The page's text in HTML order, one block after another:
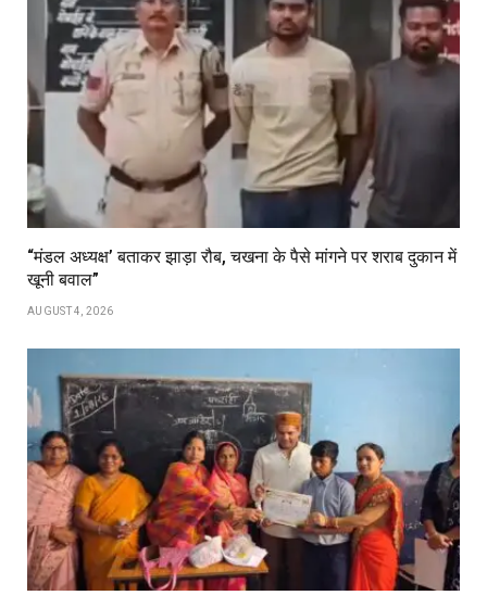
“मंडल अध्यक्ष’ बताकर झाड़ा रौब, चखना के पैसे मांगने पर शराब दुकान में
खूनी बवाल”
AUGUST 4, 2026